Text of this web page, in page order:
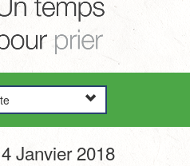
Janvier 2018